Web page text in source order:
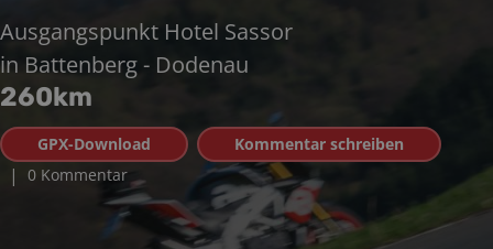
Ausgangspunkt Hotel Sassor
in Battenberg - Dodenau
260km
GPX-Download Kommentar schreiben
| 0 Kommentar